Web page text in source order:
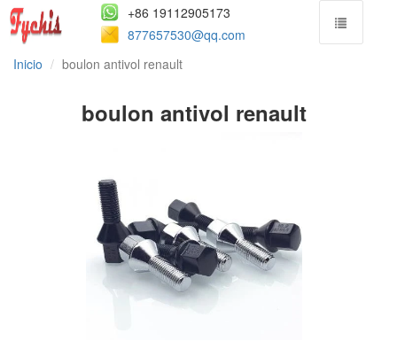
+86 19112905173
877657530@qq.com
Inicio
boulon antivol renault
boulon antivol renault